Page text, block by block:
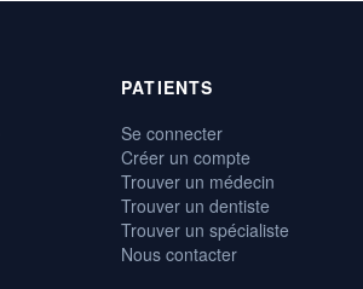
PATIENTS
Se connecter
Créer un compte
Trouver un médecin
Trouver un dentiste
Trouver un spécialiste
Nous contacter